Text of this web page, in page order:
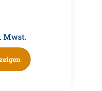
Mwst.